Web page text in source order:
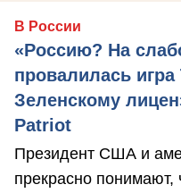
В России
«Россию? На
провалилась
Зеленскому
Patriot
Президент США и
прекрасно понимают,